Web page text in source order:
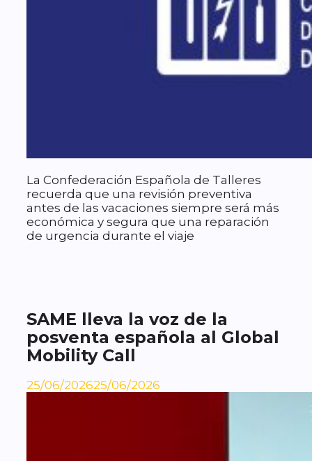
La Confederación Española de Talleres
recuerda que una revisión preventiva
antes de las vacaciones siempre será más
económica y segura que una reparación
de urgencia durante el viaje
SAME lleva la voz de la
posventa española al Global
Mobility Call
25/06/202625/06/2026